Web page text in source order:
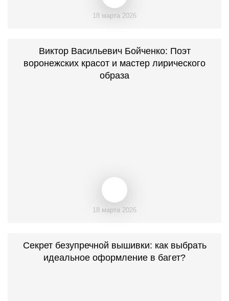
18 марта 2026
Виктор Васильевич Бойченко: Поэт
воронежских красот и мастер лирического
образа
18 марта 2026
Секрет безупречной вышивки: как выбрать
идеальное оформление в багет?